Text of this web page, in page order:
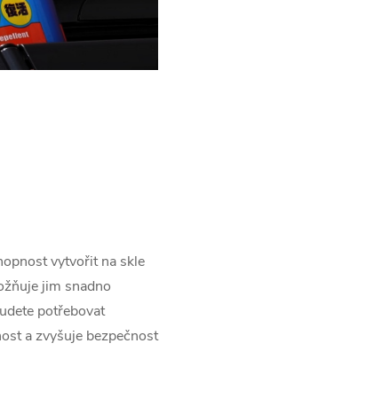
vytvořit na skle
jim snadno
potřebovat
a zvyšuje bezpečnost